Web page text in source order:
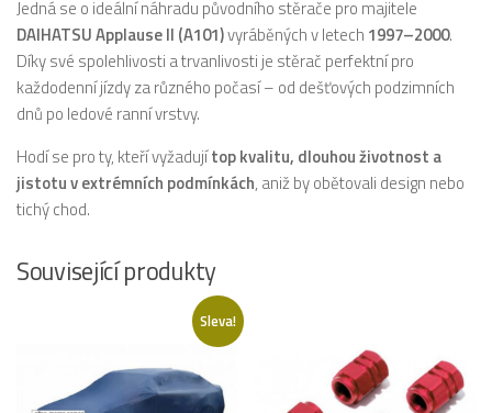
Jedná se o ideální náhradu původního stěrače pro majitele
DAIHATSU Applause II (A101)vyráběných v letech 1997–2000.
Díky své spolehlivosti a trvanlivosti je stěrač perfektní pro
každodenní jízdy za různého počasí – od dešťových podzimních
dnů po ledové ranní vrstvy.
Hodí se pro ty, kteří vyžadujítop kvalitu, dlouhou životnost a
jistotu v extrémních podmínkách, aniž by obětovali design nebo
tichý chod.
Související produkty
Sleva!